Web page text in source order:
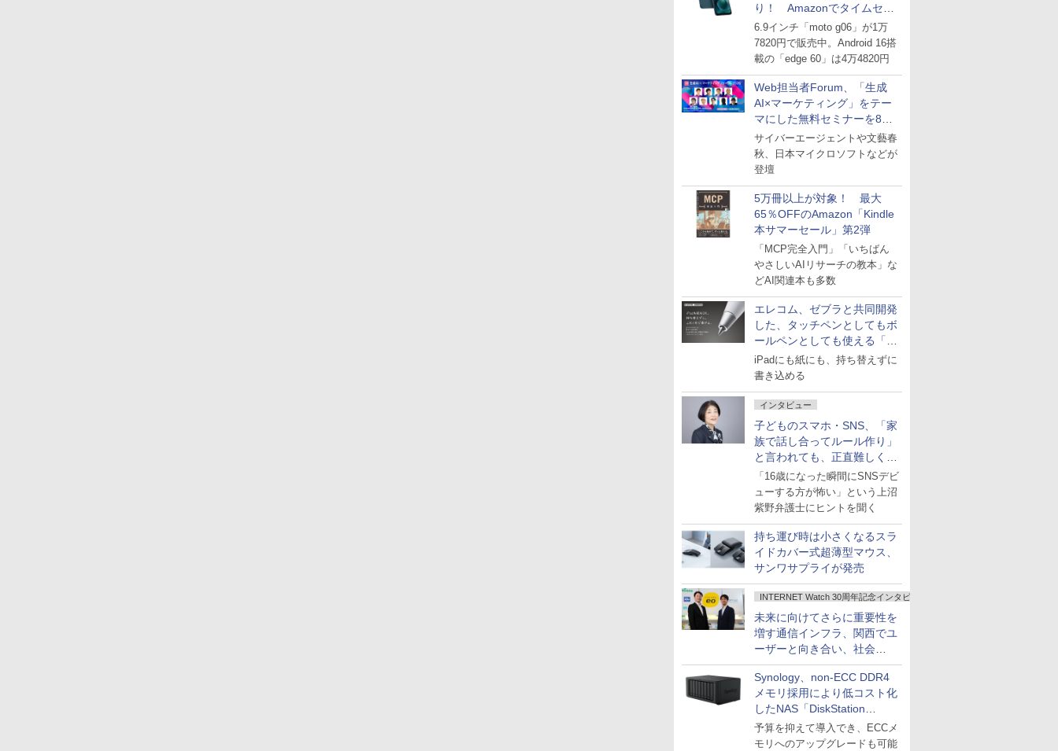
り！ Amazonでタイムセー
ル
6.9インチ「moto g06」が1万
7820円で販売中。Android 16搭
載の「edge 60」は4万4820円
Web担当者Forum、「生成
AI×マーケティング」をテー
マにした無料セミナーを8月
27日にオンライン開催
サイバーエージェントや文藝春
秋、日本マイクロソフトなどが
登壇
5万冊以上が対象！ 最大
65％OFFのAmazon「Kindle
本サマーセール」第2弾
「MCP完全入門」「いちばん
やさしいAIリサーチの教本」な
どAI関連本も多数
エレコム、ゼブラと共同開発
した、タッチペンとしてもボ
ールペンとしても使える「ス
タイラスツーウェイ」発売
iPadにも紙にも、持ち替えずに
書き込める
インタビュー
子どものスマホ・SNS、「家
族で話し合ってルール作り」
と言われても、正直難しくな
いですか？
「16歳になった瞬間にSNSデビ
ューする方が怖い」という上沼
紫野弁護士にヒントを聞く
持ち運び時は小さくなるスラ
イドカバー式超薄型マウス、
サンワサプライが発売
INTERNET Watch 30周年記念インタビュー
未来に向けてさらに重要性を
増す通信インフラ、関西でユ
ーザーと向き合い、社会
の“あたらしい”を起動し続け
る～オプテージ
Synology、non-ECC DDR4
メモリ採用により低コスト化
したNAS「DiskStation
neo+」シリーズ
予算を抑えて導入でき、ECCメ
モリへのアップグレードも可能